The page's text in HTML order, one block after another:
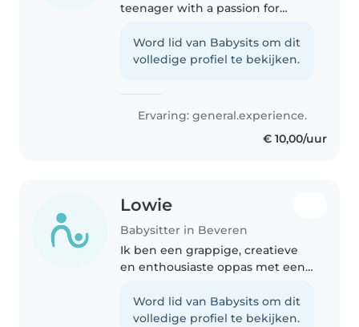
teenager with a passion for
experience caring for grade-
schoolers and teenagers
Word lid van Babysits om dit
volledige profiel te bekijken.
Ervaring: general.experience.
€ 10,00/uur
Lowie
Babysitter in Beveren
Ik ben een grappige, creatieve
en enthousiaste oppas met een
kinderopvang. Ik ben op mijn
gemak met baby's, peuters,
Word lid van Babysits om dit
volledige profiel te bekijken.